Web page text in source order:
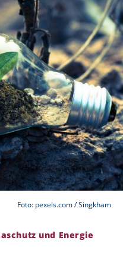
Foto: pexels.com / Singkham
und Energie